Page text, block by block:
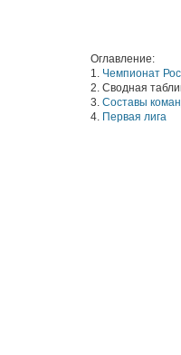
Оглавление:
1. Чемпионат
2. Сводная
3. Составы
4. Первая лига